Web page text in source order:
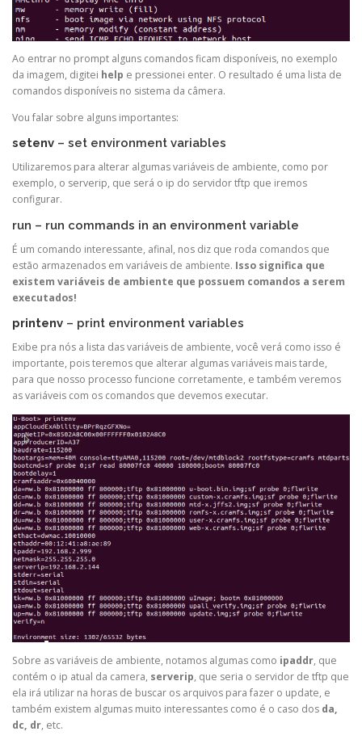
Ao entrar no prompt alguns comandos ficam disponíveis, no exemplo
da imagem, digitei help e pressionei enter. O resultado é uma lista de
comandos disponíveis no sistema da câmera.
Vou falar sobre alguns importantes:
setenv – set environment variables
Utilizaremos para alterar algumas variáveis de ambiente, como por
exemplo, o serverip, que será o ip do servidor tftp que iremos
configurar.
run – run commands in an environment variable
É um comando interessante, afinal, nos diz que roda comandos que
estão armazenados em variáveis de ambiente. Isso significa que
existem variáveis de ambiente que possuem comandos a serem
executados!
printenv – print environment variables
Exibe pra nós a lista das variáveis de ambiente, você verá como isso é
importante, pois teremos que alterar algumas variáveis mais tarde,
para que nosso processo funcione corretamente, e também veremos
as variáveis com os comandos que devemos executar.
Sobre as variáveis de ambiente, notamos algumas como ipaddr, que
contém o ip atual da camera, serverip, que seria o servidor de tftp que
ela irá utilizar na horas de buscar os arquivos para fazer o update, e
também existem algumas muito interessantes como é o caso dos da,
dc, dr, etc.